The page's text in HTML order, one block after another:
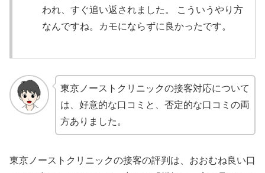
われ、すぐ追い返されました。 こういうやり方
なんですね。カモにならずに良かったです。
東京ノーストクリニックの接客対応について
は、好意的な口コミと、否定的な口コミの両
方ありました。
東京ノーストクリニックの接客の評判は、おおむね良い口